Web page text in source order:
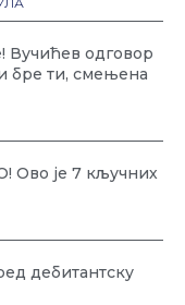
Вучићев одговор
бре ти, смењена
је 7 кључних
дебитантску